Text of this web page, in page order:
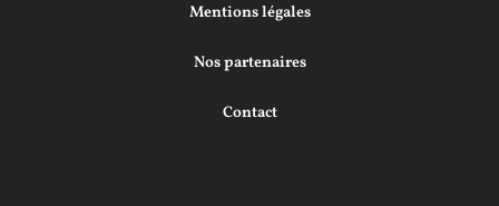
Mentions légales
Nos partenaires
Contact